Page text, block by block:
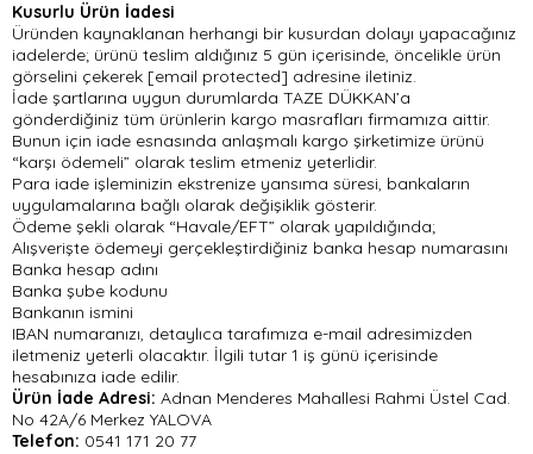
Kusurlu Ürün İadesi
Üründen kaynaklanan herhangi bir kusurdan dolayı yapacağınız
iadelerde; ürünü teslim aldığınız 5 gün içerisinde, öncelikle ürün
görselini çekerek [email protected] adresine iletiniz.
İade şartlarına uygun durumlarda TAZE DÜKKAN’a
gönderdiğiniz tüm ürünlerin kargo masrafları firmamıza aittir.
Bunun için iade esnasında anlaşmalı kargo şirketimize ürünü
“karşı ödemeli” olarak teslim etmeniz yeterlidir.
Para iade işleminizin ekstrenize yansıma süresi, bankaların
uygulamalarına bağlı olarak değişiklik gösterir.
Ödeme şekli olarak “Havale/EFT” olarak yapıldığında;
Alışverişte ödemeyi gerçekleştirdiğiniz banka hesap numarasını
Banka hesap adını
Banka şube kodunu
Bankanın ismini
IBAN numaranızı, detaylıca tarafımıza e-mail adresimizden
iletmeniz yeterli olacaktır. İlgili tutar 1 iş günü içerisinde
hesabınıza iade edilir.
Ürün İade Adresi: Adnan Menderes Mahallesi Rahmi Üstel Cad.
No 42A/6 Merkez YALOVA
Telefon: 0541 171 20 77